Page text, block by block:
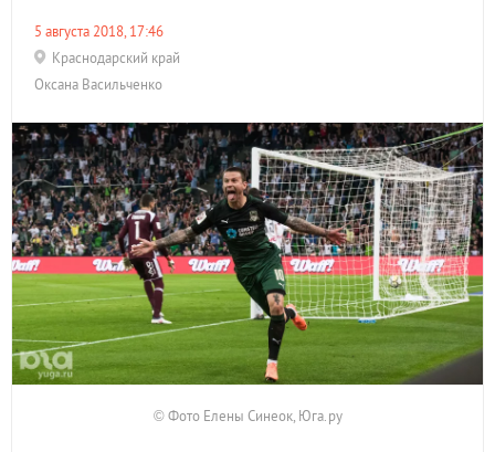
5 августа 2018, 17:46
Краснодарский край
Оксана Васильченко
© Фото Елены Синеок, Юга.ру